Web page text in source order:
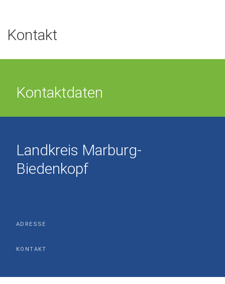
Kontakt
Kontaktdaten
Landkreis Marburg-
Biedenkopf
ADRESSE
KONTAKT